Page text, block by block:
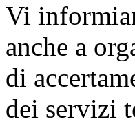
Vi
anche a
di
dei servizi